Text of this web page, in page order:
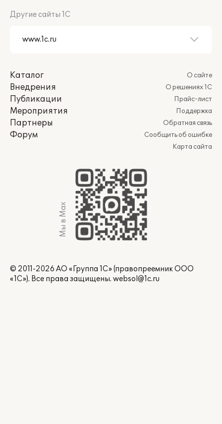
Другие сайты 1С
Каталог
Внедрения
Публикации
Мероприятия
Партнеры
Форум
О сайте
О решениях 1С
Прайс-лист
Поддержка
Обратная связь
Сообщить об ошибке
Карта сайта
Мы в Max
© 2011-2026 АО «Группа 1С» (правопреемник ООО
«1С»). Все права защищены. websol@1c.ru